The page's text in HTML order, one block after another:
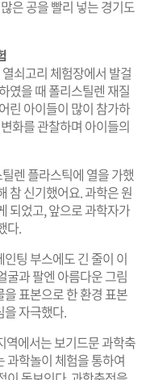
은 공을 빨리 넣는 경기도
쇠고리 체험장에서 발걸
였을 때 폴리스틸렌 재질
린 아이들이 많이 참가하
화를 관찰하며 아이들의
렌 플라스틱에 열을 가했
참 신기했어요. 과학은 원
되었고, 앞으로 과학자가
다.
팅 부스에도 긴 줄이 이
굴과 팔엔 아름다운 그림
표본으로 한 환경 표본
을 자극했다.
역에서는 보기드문 과학축
과학놀이 체험을 통하여